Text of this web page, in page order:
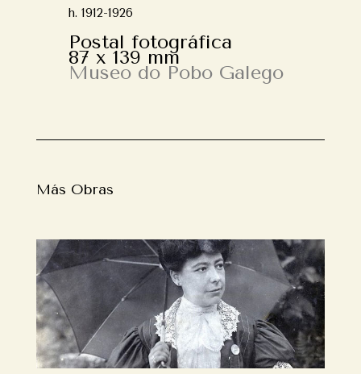
h. 1912-1926
Postal fotográfica
87 x 139 mm
Museo do Pobo Galego
Más Obras